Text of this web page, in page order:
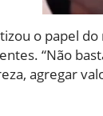
o papel
“Não
agregar